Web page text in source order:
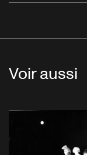
Voir aussi